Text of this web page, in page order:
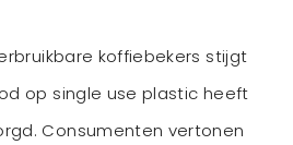
koffiebekers stijgt
op single use plastic heeft
Consumenten vertonen